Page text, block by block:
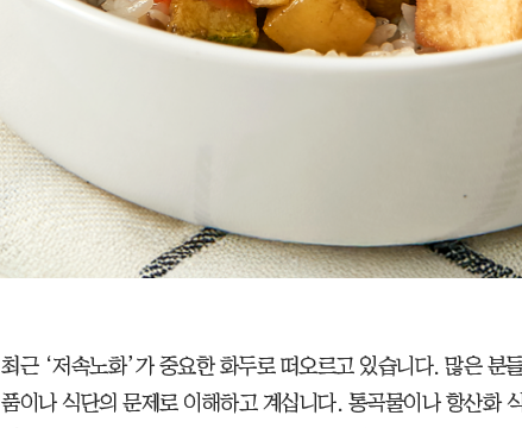
최근 ‘저속노화’가 중요한 화두로 떠오르고 있습니다. 많은 분
품이나 식단의 문제로 이해하고 계십니다. 통곡물이나 항산화